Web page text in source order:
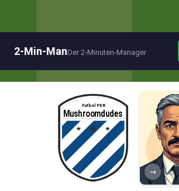
2-Min-ManDer 2-Minuten-Manager
→